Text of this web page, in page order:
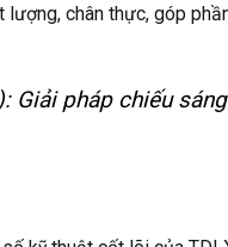
chân thực, góp
Giải pháp chiếu